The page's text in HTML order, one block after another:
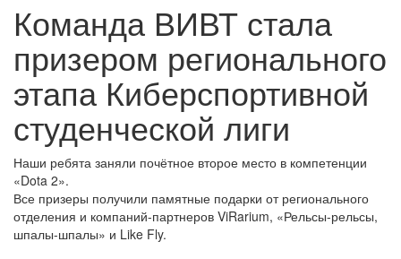
Команда ВИВТ стала
призером регионального
этапа Киберспортивной
студенческой лиги
Наши ребята заняли почётное второе место в компетенции
«Dota 2».
Все призеры получили памятные подарки от регионального
отделения и компаний-партнеров ViRarium, «Рельсы-рельсы,
шпалы-шпалы» и Like Fly.